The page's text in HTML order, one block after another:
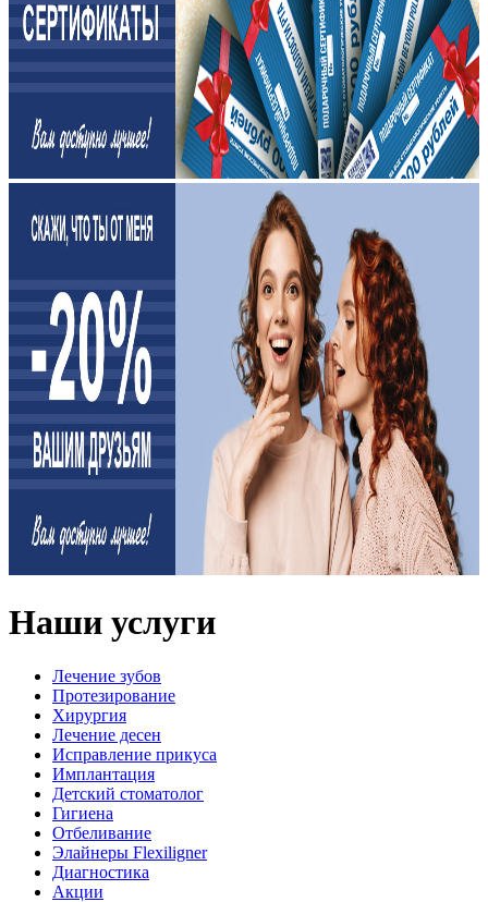
Наши услуги
Лечение зубов
Протезирование
Хирургия
Лечение десен
Исправление прикуса
Имплантация
Детский стоматолог
Гигиена
Отбеливание
Элайнеры Flexiligner
Диагностика
Акции